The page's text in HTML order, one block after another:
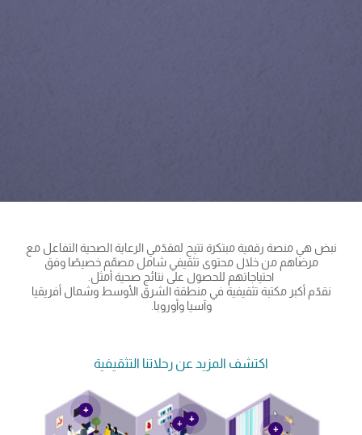
نبض هي منصة رقمية مبتكرة تتيح لمقدّمي الرعاية الصحية التفاعل مع
مرضاهم من خلال محتوى تثقيفي شامل مصمّم خصيصًا وفق
احتياجاتهم للحصول على نتائج صحية أمثل.
نقدّم أكبر مكتبة تثقيفية في منطقة الشرق الأوسط وشمال أفريقيا
وآسيا وأوروبا.
اكتشف المزيد عن رحلاتنا التثقيفية
+
+
+
+